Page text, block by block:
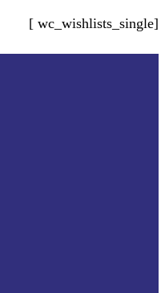
[wc_wishlists_single ]